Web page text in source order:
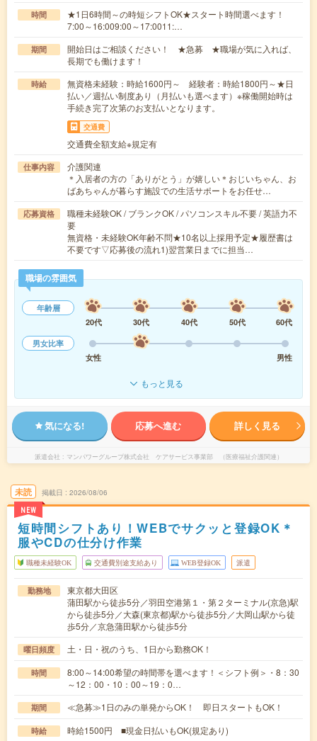
時間
★1日6時間～の時短シフトOK★スタート時間選べます！
7:00～16:009:00～17:0011:…
期間
開始日はご相談ください！ ★急募 ★職場が気に入れば、
長期でも働けます！
時給
無資格未経験：時給1600円～ 経験者：時給1800円～★日
払い／週払い制度あり（月払いも選べます）※稼働開始時は
手続き完了次第のお支払いとなります。
交通費
交通費全額支給※規定有
仕事内容
介護関連
＊入居者の方の「ありがとう」が嬉しい＊おじいちゃん、お
ばあちゃんが暮らす施設での生活サポートをお任せ…
応募資格
職種未経験OK / ブランクOK / パソコンスキル不要 / 英語力不
要
無資格・未経験OK年齢不問★10名以上採用予定★履歴書は
不要です▽応募後の流れ1)翌営業日までに担当…
職場の雰囲気
年齢層
20代
30代 40代 50代
60代
男女比率
女性
男性
もっと見る
気になる! 応募へ進む 詳しく見る
派遣会社 マンパワーグループ株式会社 ケアサービス事業部 （医療福祉介護関連）
未読
NEW
掲載日 2026/08/06
短時間シフトあり！WEBでサクッと登録OK＊
服やCDの仕分け作業
職種未経験OK 交通費別途支給あり WEB登録OK 派遣
勤務地
東京都大田区
蒲田駅から徒歩5分／羽田空港第１・第２ターミナル(京急)駅
から徒歩5分／大森(東京都)駅から徒歩5分／大岡山駅から徒
歩5分／京急蒲田駅から徒歩5分
曜日頻度 土・日・祝のうち、1日から勤務OK！
時間
8:00～14:00希望の時間帯を選べます！＜シフト例＞・8：30
～12：00・10：00～19：0…
期間 ≪急募≫1日のみの単発からOK！ 即日スタートもOK！
時給 時給1500円 ■現金日払いもOK(規定あり)